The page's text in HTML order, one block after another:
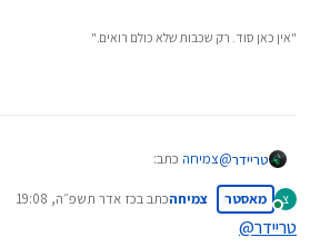
"אין כאן סוד. רק שכבות שלא כולם רואים."
טריידר@צמיחה כתב:
צ
מחובר
מאסטר צמיחהכתב בכז אדר תשפ״ה, 19:08
נערך לאחרונה על ידי
@טריידר